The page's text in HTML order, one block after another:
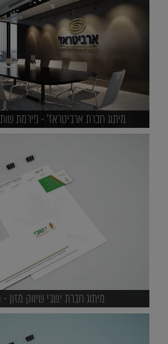
מיתוג חברת ארביטראז' - פירמת
מיתוג חברת י.שבי שיווק מזון